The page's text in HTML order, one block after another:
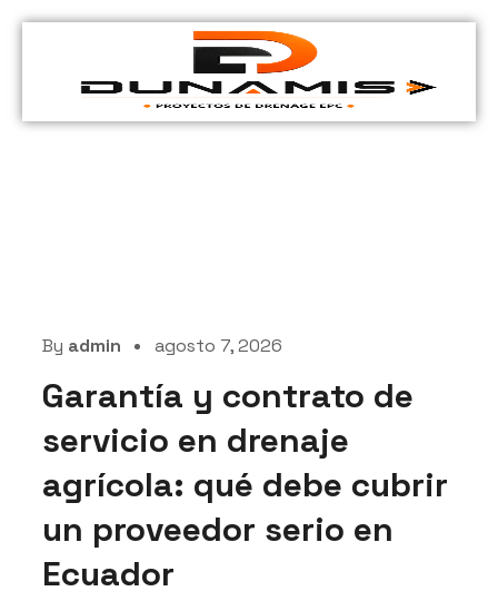
By admin agosto 7, 2026
Garantía y contrato de
servicio en drenaje
agrícola: qué debe cubrir
un proveedor serio en
Ecuador